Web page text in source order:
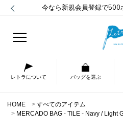
今なら新規会員登録で500
レトラについて バッグを選ぶ
HOME
すべてのアイテム
MERCADO BAG - TILE - Navy / Light